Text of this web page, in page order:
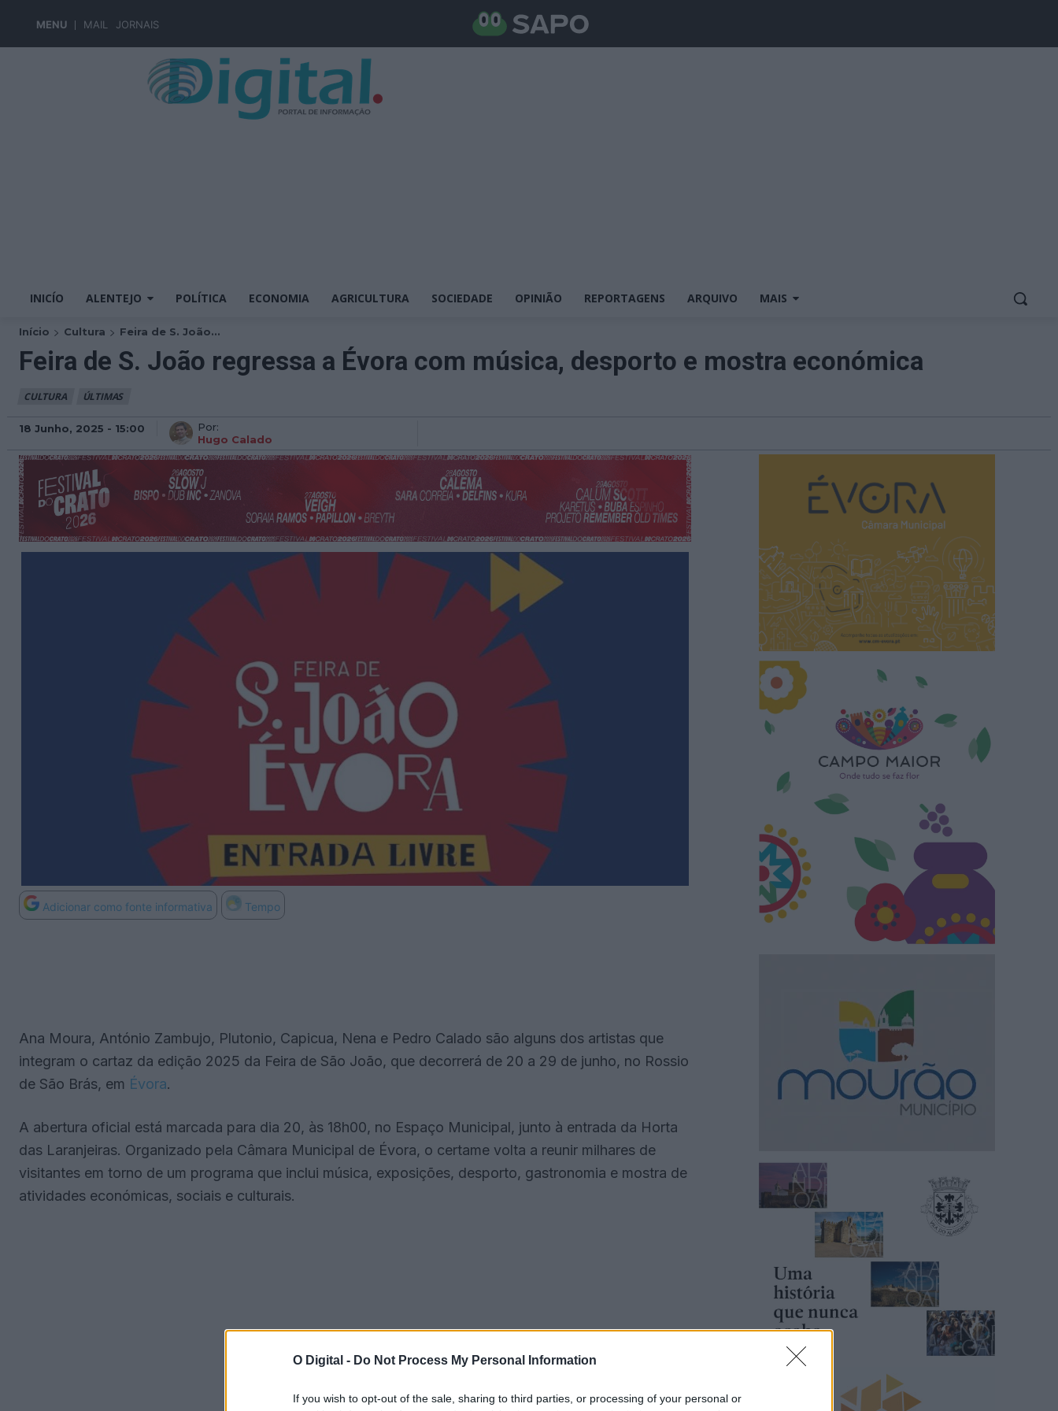
O Digital - Do Not Process My Personal Information
If you wish to opt-out of the sale, sharing to third parties, or processing of your personal or
MENU MAIL JORNAIS
INICÍO ALENTEJO POLÍTICA ECONOMIA AGRICULTURA SOCIEDADE OPINIÃO REPORTAGENS ARQUIVO MAIS
Início Cultura Feira de S. João...
Feira de S. João regressa a Évora com música, desporto e mostra económica
CULTURA ÚLTIMAS
18 Junho, 2025 - 15:00
Por:
Hugo Calado
Adicionar como fonte informativa Tempo
Ana Moura, António Zambujo, Plutonio, Capicua, Nena e Pedro Calado são alguns dos artistas que
integram o cartaz da edição 2025 da Feira de São João, que decorrerá de 20 a 29 de junho, no Rossio
de São Brás, em Évora.
A abertura oficial está marcada para dia 20, às 18h00, no Espaço Municipal, junto à entrada da Horta
das Laranjeiras. Organizado pela Câmara Municipal de Évora, o certame volta a reunir milhares de
visitantes em torno de um programa que inclui música, exposições, desporto, gastronomia e mostra de
atividades económicas, sociais e culturais.